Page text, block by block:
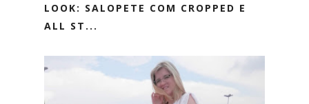
LOOK: SALOPETE COM CROPPED E
ALL ST...